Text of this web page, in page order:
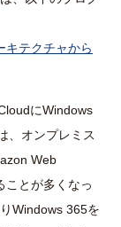
キテクチャから
にWindows
、オンプレミス
Web
ことが多くなっ
Windows 365を